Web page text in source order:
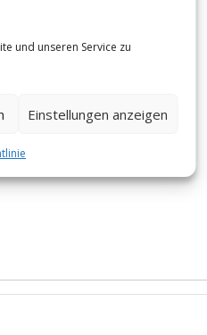
und unseren Service zu
Einstellungen anzeigen
verbinden